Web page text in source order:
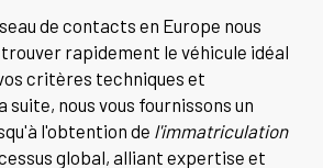
de contacts en Europe nous
rapidement le véhicule idéal
critères techniques et
suite, nous vous fournissons un
l'obtention de l'immatriculation
global, alliant expertise et